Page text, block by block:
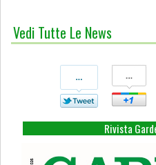
Vedi Tutte Le News
Condividi
Su
Twitter
Su
Rivista